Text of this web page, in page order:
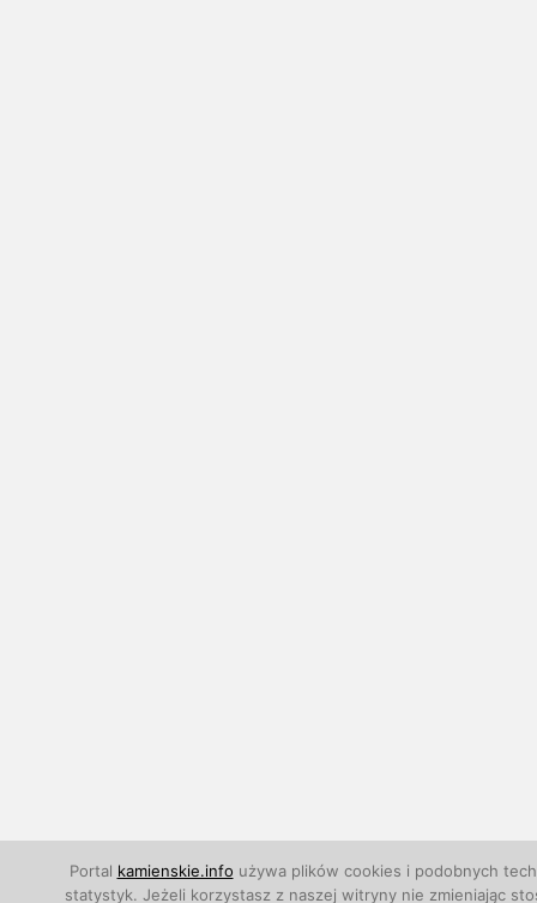
Portal kamienskie.info używa plików cookies i podobnych
statystyk. Jeżeli korzystasz z naszej witryny nie zmieniając